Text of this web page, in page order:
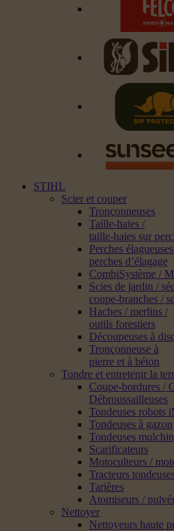
STIHL
Scier et couper
Tronçonneuses
Taille-haies /
taille-haies sur
Perches
perches d’élagage
CombiSystème /
Scies de jardin /
coupe-branches /
Haches / merlins /
outils forestiers
Découpeuses à
Tronçonneuse à
pierre et à béton
Tondre et entretenir la
Coupe-bordures /
Débroussailleuses
Tondeuses robots
Tondeuses à gazon
Tondeuses
Scarificateurs
Motoculteurs /
Tracteurs
Tarières
Atomiseurs /
Nettoyer
Nettoyeurs haute